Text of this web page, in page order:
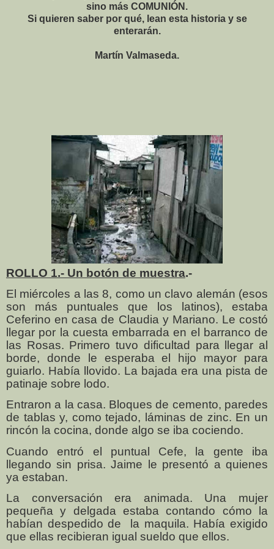
sino más COMUNIÓN.
Si quieren saber por qué, lean esta historia y se
enterarán.
Martín Valmaseda.
ROLLO 1.- Un botón de muestra.-
El miércoles a las 8, como un clavo alemán (esos
son más puntuales que los latinos), estaba
Ceferino en casa de Claudia y Mariano. Le costó
llegar por la cuesta embarrada en el barranco de
las Rosas. Primero tuvo dificultad para llegar al
borde, donde le esperaba el hijo mayor para
guiarlo. Había llovido. La bajada era una pista de
patinaje sobre lodo.
Entraron a la casa. Bloques de cemento, paredes
de tablas y, como tejado, láminas de zinc. En un
rincón la cocina, donde algo se iba cociendo.
Cuando entró el puntual Cefe, la gente iba
llegando sin prisa. Jaime le presentó a quienes
ya estaban.
La conversación era animada. Una mujer
pequeña y delgada estaba contando cómo la
habían despedido de
la maquila. Había exigido
que ellas recibieran igual sueldo que ellos.